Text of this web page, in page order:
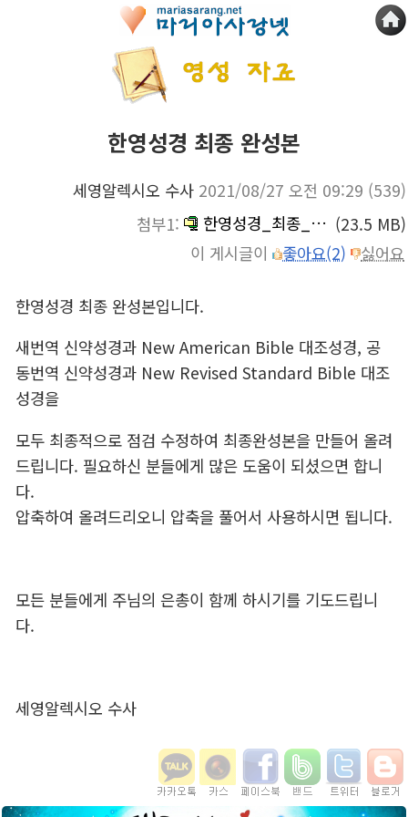
한영성경 최종 완성본
세영알렉시오 수사 2021/08/27 오전 09:29 (539)
첨부1:
한영성경_최종_완성본_1.zip (23.5 MB)
이 게시글이
좋아요(2) 싫어요
한영성경 최종 완성본입니다.
새번역 신약성경과 New American Bible 대조성경, 공
동번역 신약성경과 New Revised Standard Bible 대조
성경을
모두 최종적으로 점검 수정하여 최종완성본을 만들어 올려
드립니다. 필요하신 분들에게 많은 도움이 되셨으면 합니
다.
압축하여 올려드리오니 압축을 풀어서 사용하시면 됩니다.
모든 분들에게 주님의 은총이 함께 하시기를 기도드립니
다.
세영알렉시오 수사